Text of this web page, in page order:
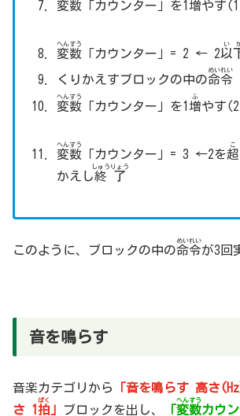
変数 「カウンター」を1 増やす
変数
へんすう
「カウンター」= 2 ← 2以
い
くりかえすブロックの中の命令
めいれい
変数
へんすう
「カウンター」を1 増
ふ
やす
変数
へんすう
「カウンター」= 3 ←2を超
こ
かえし終了
しゅうりょう
このように、ブロックの中の命令
めいれい
が3回
音を鳴らす
音楽カテゴリから
「音を鳴らす 高さ
さ 1 拍
ぱく
」 ブロックを出し、 「変数
へんすう
カウ